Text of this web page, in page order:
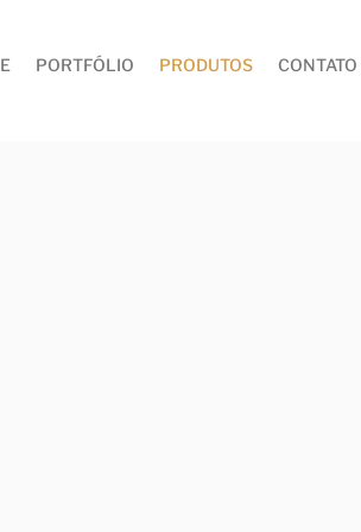
PORTFÓLIO PRODUTOS CONTATO